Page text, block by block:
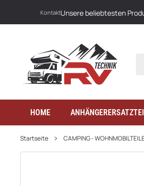
KontaktUnsere beliebtesten
HOME
Startseite CAMPING -